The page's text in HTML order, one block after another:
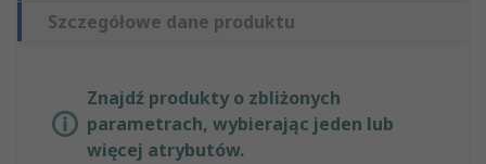
Szczegółowe dane produktu
Znajdź produkty o zbliżonych
parametrach, wybierając jeden lub
więcej atrybutów.